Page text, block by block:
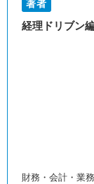
著者
経理ドリブン
財務・会計・業